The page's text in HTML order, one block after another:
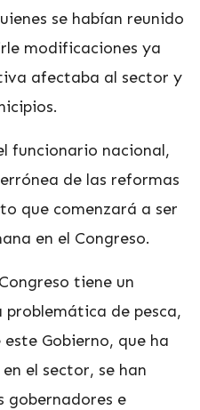
se habían reunido
modificaciones ya
afectaba al sector y
funcionario nacional,
de las reformas
que comenzará a ser
en el Congreso.
tiene un
problemática de pesca,
Gobierno, que ha
el sector, se han
gobernadores e